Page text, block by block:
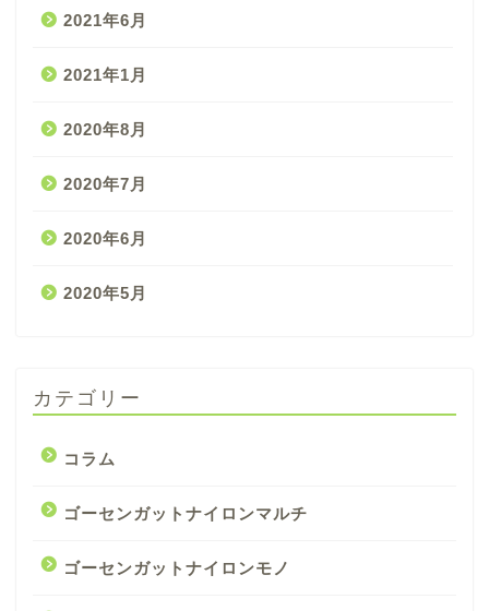
2021年6月
2021年1月
2020年8月
2020年7月
2020年6月
2020年5月
カテゴリー
コラム
ゴーセンガットナイロンマルチ
ゴーセンガットナイロンモノ